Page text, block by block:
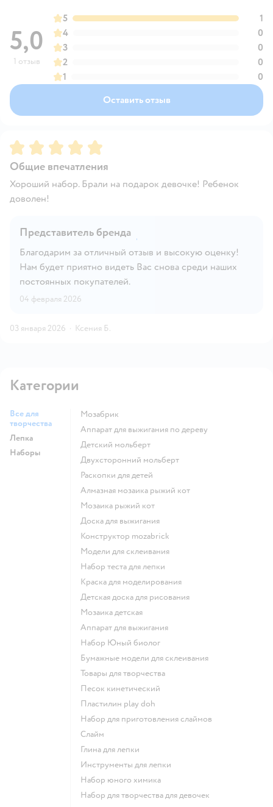
5,0
1 отзыв
5
1
4
0
3
0
2
0
1
0
Оставить отзыв
Рейтинг:5
Общие впечатления
Хороший набор. Брали на подарок девочке! Ребенок
доволен!
Представитель бренда
Благодарим за отличный отзыв и высокую оценку!
Нам будет приятно видеть Вас снова среди наших
постоянных покупателей.
04 февраля 2026
03 января 2026 · Ксения Б.
Категории
Все для
творчества
Лепка
Наборы
Мозабрик
Аппарат для выжигания по дереву
Детский мольберт
Двухсторонний мольберт
Раскопки для детей
Алмазная мозаика рыжий кот
Мозаика рыжий кот
Доска для выжигания
Конструктор mozabrick
Модели для склеивания
Набор теста для лепки
Краска для моделирования
Детская доска для рисования
Мозаика детская
Аппарат для выжигания
набор Юный биолог
Бумажные модели для склеивания
Товары для творчества
Песок кинетический
Пластилин play doh
Набор для приготовления слаймов
Слайм
Глина для лепки
Инструменты для лепки
Набор юного химика
Набор для творчества для девочек